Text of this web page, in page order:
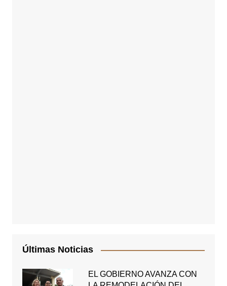
Últimas Noticias
EL GOBIERNO AVANZA CON